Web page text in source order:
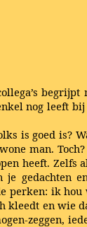
nog leeft
is goed is?
man.
heeft. Zelfs
gedachten
perken: ik hou
kleedt en wie
zeggen,